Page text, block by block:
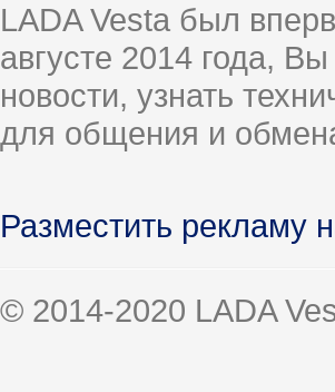
LADA Vesta был
августе 2014 года,
новости, узнать
для общения и
Разместить рекламу
© 2014-2020 LADA